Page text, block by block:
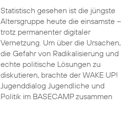
Statistisch gesehen ist die jüngste
Altersgruppe heute die einsamste –
trotz permanenter digitaler
Vernetzung. Um über die Ursachen,
die Gefahr von Radikalisierung und
echte politische Lösungen zu
diskutieren, brachte der WAKE UP!
Jugenddialog Jugendliche und
Politik im BASECAMP zusammen